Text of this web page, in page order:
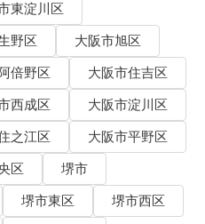
東淀川区
野区
大阪市旭区
倍野区
大阪市住吉区
西成区
大阪市淀川区
之江区
大阪市平野区
区
堺市
堺市東区
堺市西区